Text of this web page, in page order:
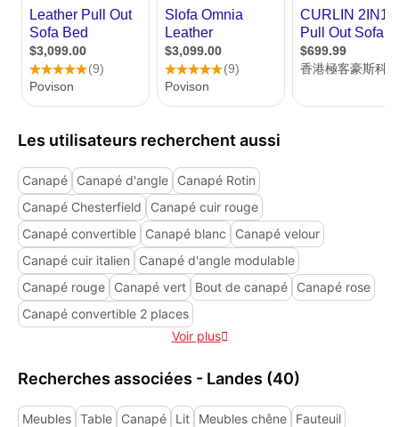
Les utilisateurs recherchent aussi
Canapé Canapé d'angle
Canapé Rotin
Canapé Chesterfield
Canapé cuir rouge
Canapé convertible
Canapé blanc
Canapé velour
Canapé cuir italien
Canapé d'angle modulable
Canapé rouge
Canapé vert Bout de canapé
Canapé rose
Canapé convertible 2 places
Voir plus
Recherches associées - Landes (40)
Meubles Table Canapé Lit Meubles chêne
Fauteuil